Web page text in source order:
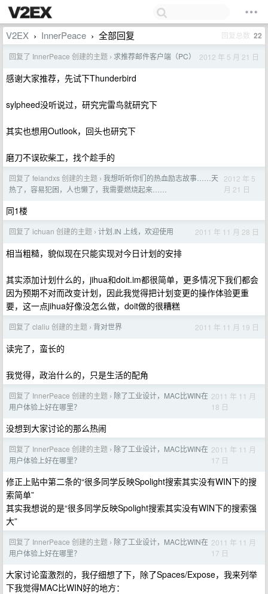
V2EX › InnerPeace › 全部回复 回复总数 22
回复了 InnerPeace 创建的主题 › 求推荐邮件客户端（PC） 2012 年 5 月 21 日
感谢大家推荐，先试下Thunderbird
sylpheed没听说过，研究完雷鸟就研究下
其实也想用Outlook，回头也研究下
磨刀不误砍柴工，找个趁手的
回复了 feiandxs 创建的主题 › 我想听听你们的热血励志故事……天
热了，容易犯困，人也懒了，我需要燃烧起来……
2012 年 5
月 21 日
同1楼
回复了 ichuan 创建的主题 › 计划.IN 上线，欢迎使用 2011 年 11 月 28 日
相当粗糙，貌似现在只能实现对今日计划的安排
其实添加计划什么的，jihua和doit.im都很简单，更多情况下我们都会
因为预期不对而改变计划，因此我觉得把计划变更的操作体验更重
要，这一点jihua好像没怎么做，doit做的很糟糕
回复了 claliu 创建的主题 › 背对世界 2011 年 11 月 19 日
读完了，蛮长的
我觉得，政治什么的，只是生活的配角
回复了 InnerPeace 创建的主题 › 除了工业设计，MAC比WIN在
用户体验上好在哪里？
2011 年 11 月
18 日
没想到大家讨论的那么热闹
回复了 InnerPeace 创建的主题 › 除了工业设计，MAC比WIN在
用户体验上好在哪里？
2011 年 11 月
17 日
修正上贴中第二条的“很多同学反映Spolight搜索其实没有WIN下的搜
索简单”
其实我想说的是“很多同学反映Spolight搜索其实没有WIN下的搜索强
大”
回复了 InnerPeace 创建的主题 › 除了工业设计，MAC比WIN在
用户体验上好在哪里？
2011 年 11 月
17 日
大家讨论蛮激烈的，我仔细想了下，除了Spaces/Expose，我来列举
下我觉得MAC比WIN好的地方：